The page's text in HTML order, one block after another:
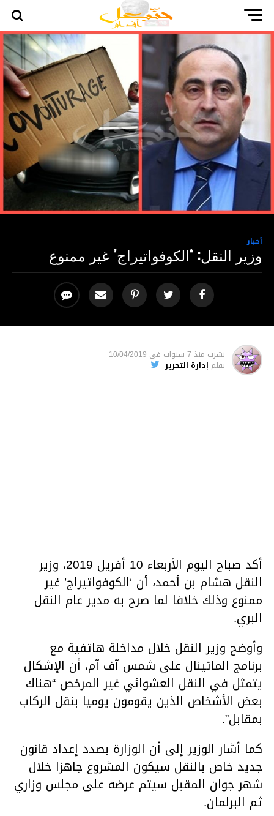
أخبار
وزير النقل: ‘الكوفواتيراج’ غير ممنوع
نشرت منذ 7 سنوات فى 10/04/2019
بقلم إدارة التحرير
أكد صباح اليوم الأربعاء 10 أفريل 2019، وزير
النقل هشام بن أحمد، أن ‘الكوفواتيراج’ غير
ممنوع وذلك خلافا لما صرح به مدير عام النقل
البري.
وأوضح وزير النقل خلال مداخلة هاتفية مع
برنامج الماتينال على شمس آف آم، أن الإشكال
يتمثل في النقل العشوائي غير المرخص “هناك
بعض الأشخاص الذين يقومون يوميا بنقل الركاب
بمقابل”.
كما أشار الوزير إلى أن الوزارة بصدد إعداد قانون
جديد خاص بالنقل سيكون المشروع جاهزا خلال
شهر جوان المقبل سيتم عرضه على مجلس وزاري
ثم البرلمان.